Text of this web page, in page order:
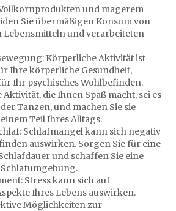
Vollkornprodukten und magerem
Sie übermäßigen Konsum von
und verarbeiteten
Körperliche Aktivität ist
Ihre körperliche Gesundheit,
Ihr psychisches Wohlbefinden.
Aktivität, die Ihnen Spaß macht, sei es
Tanzen, und machen Sie sie
Teil Ihres Alltags.
Schlafmangel kann sich negativ
auswirken. Sorgen Sie für eine
und schaffen Sie eine
Stress kann sich auf
Ihres Lebens auswirken.
Möglichkeiten zur